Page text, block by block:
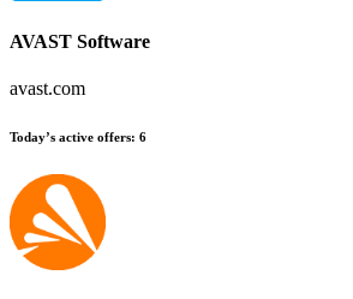
AVAST Software
avast.com
Today’s active offers: 6